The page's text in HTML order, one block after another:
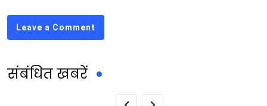
Leave a Comment
संबंधित खबरें